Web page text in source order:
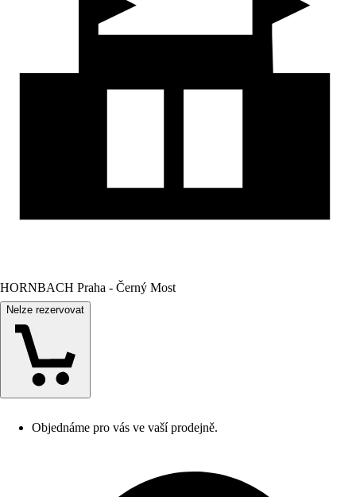
HORNBACH Praha - Černý Most
Nelze rezervovat
Objednáme pro vás ve vaší prodejně.